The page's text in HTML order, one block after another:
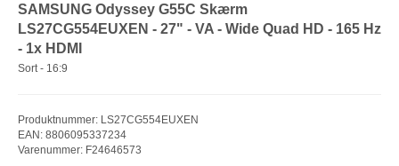
SAMSUNG Odyssey G55C Skærm
LS27CG554EUXEN - 27" - VA - Wide Quad HD - 165 Hz
- 1x HDMI
Sort - 16:9
Produktnummer: LS27CG554EUXEN
EAN: 8806095337234
Varenummer: F24646573